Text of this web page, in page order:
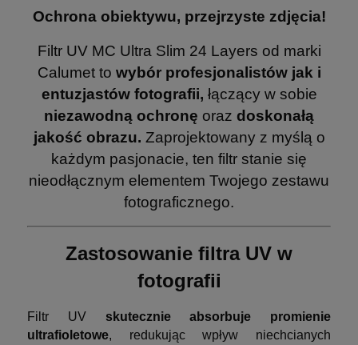
Ochrona obiektywu, przejrzyste zdjęcia!
Filtr UV MC Ultra Slim 24 Layers od marki
Calumet to wybór profesjonalistów jak i
entuzjastów fotografii, łączący w sobie
niezawodną ochronę oraz doskonałą
jakość obrazu. Zaprojektowany z myślą o
każdym pasjonacie, ten filtr stanie się
nieodłącznym elementem Twojego zestawu
fotograficznego.
Zastosowanie filtra UV w
fotografii
Filtr UVskutecznie absorbuje promienie
ultrafioletowe, redukując wpływ niechcianych